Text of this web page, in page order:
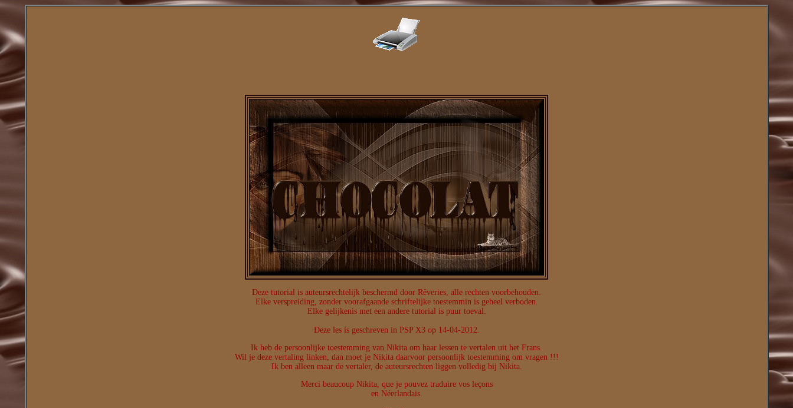
Deze tutorial is auteursrechtelijk beschermd door Rêveries, alle rechten voorbehouden.
Elke verspreiding, zonder voorafgaande schriftelijke toestemmin is geheel verboden.
Elke gelijkenis met een andere tutorial is puur toeval.
Deze les is geschreven in PSP X3 op 14-04-2012.
Ik heb de persoonlijke toestemming van Nikita om haar lessen te vertalen uit het Frans.
Wil je deze vertaling linken, dan moet je Nikita daarvoor persoonlijk toestemming om vragen !!!
Ik ben alleen maar de vertaler, de auteursrechten liggen volledig bij Nikita.
Merci beaucoup Nikita, que je pouvez traduire vos leçons
en Néerlandais.